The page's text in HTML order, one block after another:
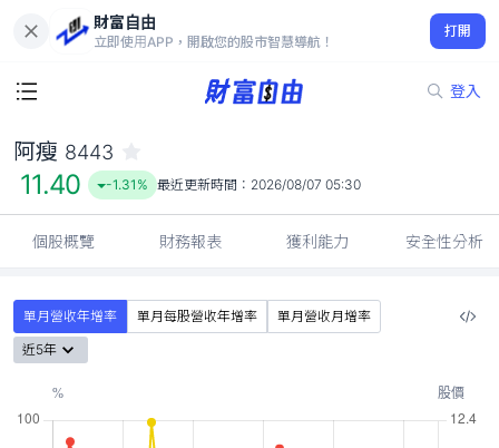
財富自由
立即使用APP，開啟您的股市智慧導航！
打開
登入
11.40
-1.31%
阿瘦 8443
11.40 -1.31% 最近更新時間： 2026/08/07 05:30
個股概覽 財務報表 獲利能力 安全性分析
單月營收年增率 單月每股營收年增率
單月營收月增率
近5年